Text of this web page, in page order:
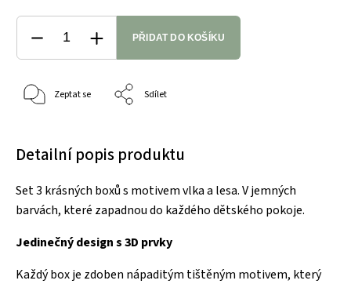
PŘIDAT DO KOŠÍKU
Zeptat se Sdílet
Detailní popis produktu
Set 3 krásných boxů s motivem vlka a lesa. V jemných
barvách, které zapadnou do každého dětského pokoje.
Jedinečný design s 3D prvky
Každý box je zdoben nápaditým tištěným motivem, který